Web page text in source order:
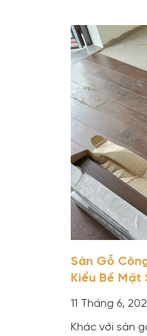
Sàn Gỗ
Kiểu Bề Mặt
11 Tháng 6,
Khác với sàn